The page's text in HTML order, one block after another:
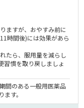
ますが、おやすみ前に
時間後)には効果があら
たら、服用量を減らし
習慣を取り戻しましょ
間のある一般用医薬品
す。